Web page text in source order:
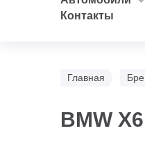
Контакты
Главная
BMW